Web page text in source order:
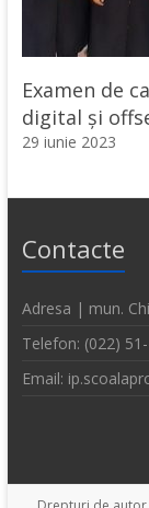
Examen de
digital și
29 iunie 2023
Contacte
Adresa | mun.
Telefon: (022)
Email: